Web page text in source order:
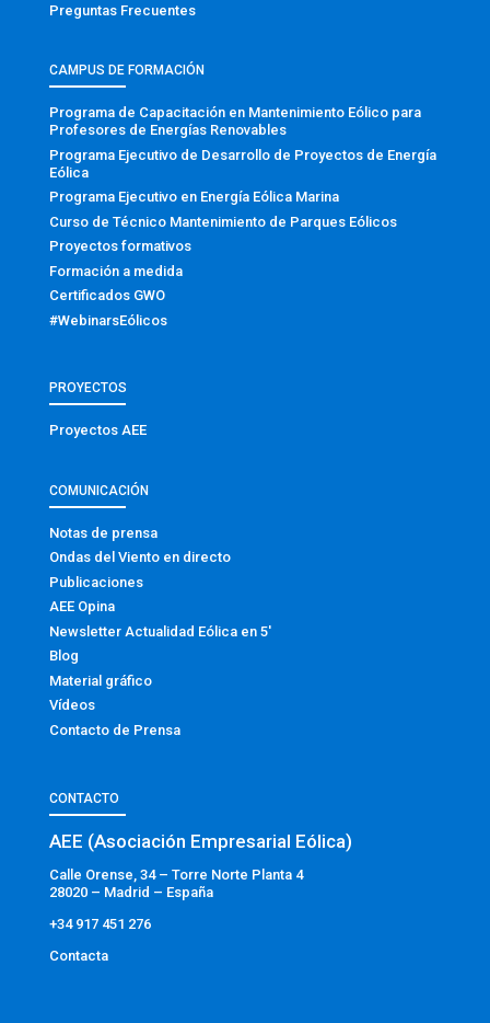
Preguntas Frecuentes
CAMPUS DE FORMACIÓN
Programa de Capacitación en Mantenimiento Eólico para
Profesores de Energías Renovables
Programa Ejecutivo de Desarrollo de Proyectos de Energía
Eólica
Programa Ejecutivo en Energía Eólica Marina
Curso de Técnico Mantenimiento de Parques Eólicos
Proyectos formativos
Formación a medida
Certificados GWO
#WebinarsEólicos
PROYECTOS
Proyectos AEE
COMUNICACIÓN
Notas de prensa
Ondas del Viento en directo
Publicaciones
AEE Opina
Newsletter Actualidad Eólica en 5′
Blog
Material gráfico
Vídeos
Contacto de Prensa
CONTACTO
AEE (Asociación Empresarial Eólica)
Calle Orense, 34 – Torre Norte Planta 4
28020 – Madrid – España
+34 917 451 276
Contacta